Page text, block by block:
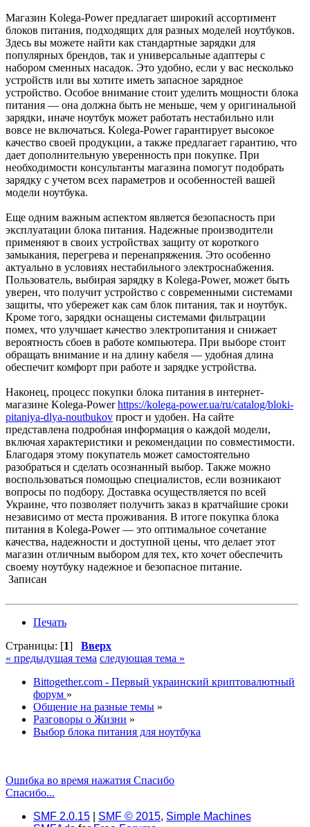
Магазин Kolega-Power предлагает широкий ассортимент
блоков питания, подходящих для разных моделей ноутбуков.
Здесь вы можете найти как стандартные зарядки для
популярных брендов, так и универсальные адаптеры с
набором сменных насадок. Это удобно, если у вас несколько
устройств или вы хотите иметь запасное зарядное
устройство. Особое внимание стоит уделить мощности блока
питания — она должна быть не меньше, чем у оригинальной
зарядки, иначе ноутбук может работать нестабильно или
вовсе не включаться. Kolega-Power гарантирует высокое
качество своей продукции, а также предлагает гарантию, что
дает дополнительную уверенность при покупке. При
необходимости консультанты магазина помогут подобрать
зарядку с учетом всех параметров и особенностей вашей
модели ноутбука.
Еще одним важным аспектом является безопасность при
эксплуатации блока питания. Надежные производители
применяют в своих устройствах защиту от короткого
замыкания, перегрева и перенапряжения. Это особенно
актуально в условиях нестабильного электроснабжения.
Пользователь, выбирая зарядку в Kolega-Power, может быть
уверен, что получит устройство с современными системами
защиты, что убережет как сам блок питания, так и ноутбук.
Кроме того, зарядки оснащены системами фильтрации
помех, что улучшает качество электропитания и снижает
вероятность сбоев в работе компьютера. При выборе стоит
обращать внимание и на длину кабеля — удобная длина
обеспечит комфорт при работе и зарядке устройства.
Наконец, процесс покупки блока питания в интернет-
магазине Kolega-Powerhttps://kolega-power.ua/ru/catalog/bloki-
pitaniya-dlya-noutbukov прост и удобен. На сайте
представлена подробная информация о каждой модели,
включая характеристики и рекомендации по совместимости.
Благодаря этому покупатель может самостоятельно
разобраться и сделать осознанный выбор. Также можно
воспользоваться помощью специалистов, если возникают
вопросы по подбору. Доставка осуществляется по всей
Украине, что позволяет получить заказ в кратчайшие сроки
независимо от места проживания. В итоге покупка блока
питания в Kolega-Power — это оптимальное сочетание
качества, надежности и доступной цены, что делает этот
магазин отличным выбором для тех, кто хочет обеспечить
своему ноутбуку надежное и безопасное питание.
Записан
Печать
Страницы: [1] Вверх
« предыдущая тема следующая тема »
Bittogether.com - Первый украинский криптовалютный
форум »
Общение на разные темы »
Разговоры о Жизни »
Выбор блока питания для ноутбука
Ошибка во время нажатия Спасибо
Спасибо...
SMF 2.0.15
SMF © 2015, Simple Machines